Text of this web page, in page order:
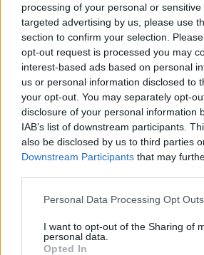
processing of your personal or
targeted advertising by us, please use
section to confirm your selection.
opt-out request is processed you may
interest-based ads based on personal
us or personal information disclosed to
your opt-out. You may separately opt-
disclosure of your personal information
IAB’s list of downstream participants.
also be disclosed by us to third parties
Downstream Participants that may
Personal Data Processing Opt Outs
I want to opt-out of the Sharing of
personal data.
Opted In
14:26
Καλοκαίρι και αλλεργίες: Πότε
ποια συμπτώματα δεν πρέπει να
14:23
ΟΦΗ: Φουλάρει για sold out στο
Φρουροί της Επανάστασης: Το
Ορμούζ δεν σχετίζεται με τις
Τεχεράνης - Ομάν
Χαλκιδική: Στο «Παπαγεωργίου»
που τραυματίστηκε σε τροχαίο